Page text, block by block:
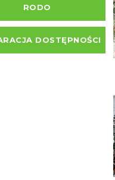
RODO
DOSTĘPNOŚCI